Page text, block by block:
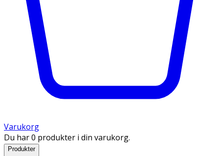
Varukorg
Du har 0 produkter i din varukorg.
Produkter